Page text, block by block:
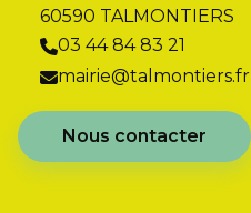
60590 TALMONTIERS
03 44 84 83 21
mairie@talmontiers.fr
Nous contacter